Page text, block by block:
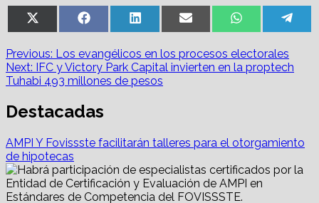
(Twitter)
Facebook LinkedIn WhatsApp
Post
navigation
Previous: Los evangélicos en los procesos electorales
Next: IFC y Victory Park Capital invierten en la proptech
Tuhabi 493 millones de pesos
Destacadas
AMPI Y Fovissste facilitarán talleres para el otorgamiento
de hipotecas